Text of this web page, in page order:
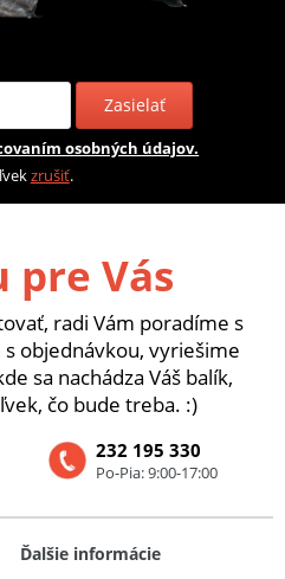
Zasielať
osobných údajov.
zrušiť.
pre Vás
radi Vám poradíme s
objednávkou, vyriešime
sa nachádza Váš balík,
čo bude treba. :)
232 195 330
Po-Pia: 9:00-17:00
Ďalšie informácie